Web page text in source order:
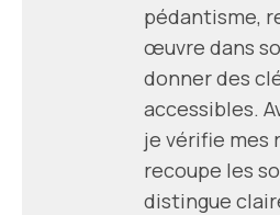
pédantisme,
œuvre dans
donner des
accessibles.
je vérifie mes
recoupe les
distingue